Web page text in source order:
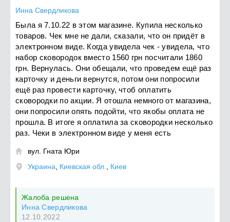
Инна Свердликова
Была я 7.10.22 в этом магазине. Купила несколько
товаров. Чек мне не дали, сказали, что он придёт в
электронном виде. Когда увидела чек - увидела, что
набор сковородок вместо 1560 грн посчитали 1860
грн. Вернулась. Они обещали, что проведем ещё раз
карточку и деньги вернутся, потом они попросили
ещё раз провести карточку, чтоб оплатить
сковородки по акции. Я отошла немного от магазина,
они попросили опять подойти, что якобы оплата не
прошла. В итоге я оплатила за сковородки несколько
раз. Чеки в электронном виде у меня есть

вул. Гната Юри
Украина
Киевская обл. Киев
Жалоба решена
Инна Свердликова
12.10.2022